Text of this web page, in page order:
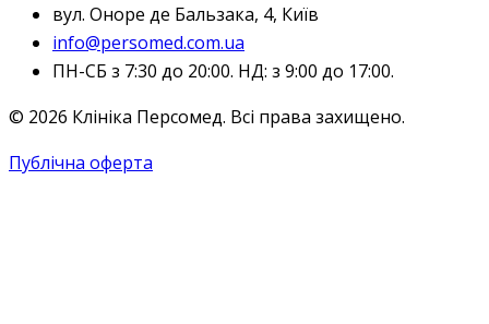
вул. Оноре де Бальзака, 4, Київ
info@persomed.com.ua
ПН-СБ з 7:30 до 20:00. НД: з 9:00 до 17:00.
© 2026 Клініка Персомед. Всі права захищено.
Публічна оферта